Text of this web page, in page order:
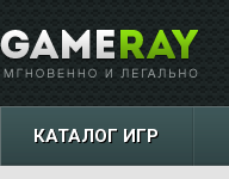
КАТАЛОГ ИГР